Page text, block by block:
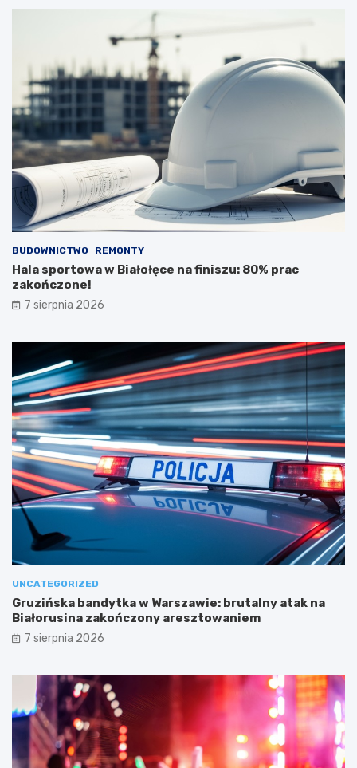
BUDOWNICTWO REMONTY
Hala sportowa w Białołęce na finiszu: 80% prac
zakończone!
7 sierpnia 2026
UNCATEGORIZED
Gruzińska bandytka w Warszawie: brutalny atak na
Białorusina zakończony aresztowaniem
7 sierpnia 2026